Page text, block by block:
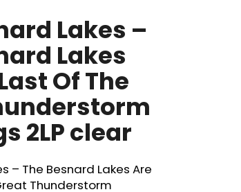
Lakes –
Lakes
Of The
2LP clear
– The Besnard Lakes Are
Thunderstorm